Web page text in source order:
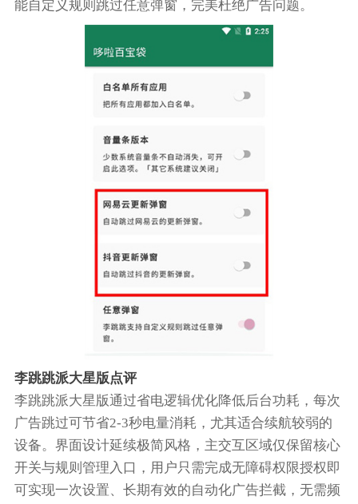
能自定义规则跳过任意弹窗，完美杜绝广告问题。
李跳跳派大星版点评
李跳跳派大星版通过省电逻辑优化降低后台功耗，每次
广告跳过可节省2-3秒电量消耗，尤其适合续航较弱的
设备。界面设计延续极简风格，主交互区域仅保留核心
开关与规则管理入口，用户只需完成无障碍权限授权即
可实现一次设置、长期有效的自动化广告拦截，无需频